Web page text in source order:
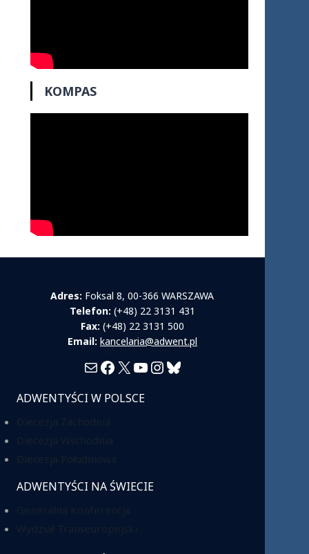
KOMPAS
Adres: Foksal 8, 00-366 WARSZAWA
Telefon: (+48) 22 3131 431
Fax: (+48) 22 3131 500
Email: kancelaria@adwent.pl
MailFacebook
X YouTube
Instagram
Bluesky
ADWENTYŚCI W POLSCE
ADWENTYŚCI NA ŚWIECIE